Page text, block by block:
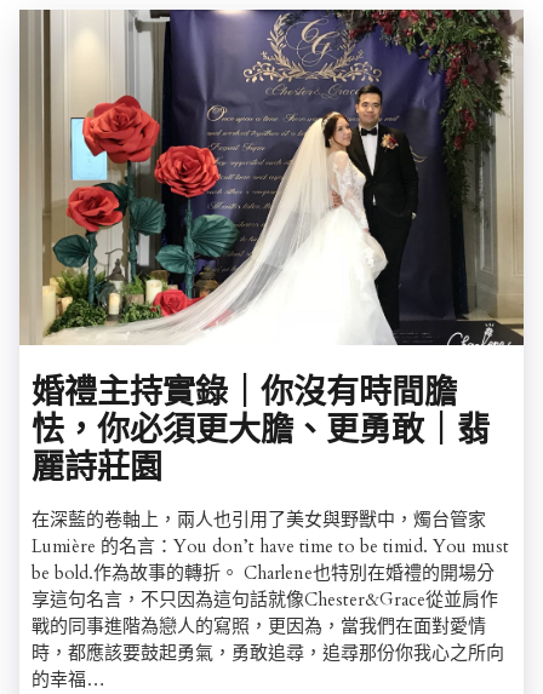
婚禮主持實錄｜你沒有時間膽
怯，你必須更大膽、更勇敢｜翡
麗詩莊園
在深藍的卷軸上，兩人也引用了美女與野獸中，燭台管家
Lumière 的名言：You don’t have time to be timid. You must
be bold.作為故事的轉折。 Charlene也特別在婚禮的開場分
享這句名言，不只因為這句話就像Chester&Grace從並肩作
戰的同事進階為戀人的寫照，更因為，當我們在面對愛情
時，都應該要鼓起勇氣，勇敢追尋，追尋那份你我心之所向
的幸福…